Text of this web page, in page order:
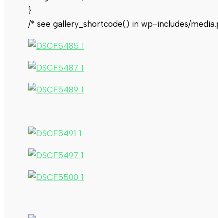
}
/* see gallery_shortcode() in wp-includes/